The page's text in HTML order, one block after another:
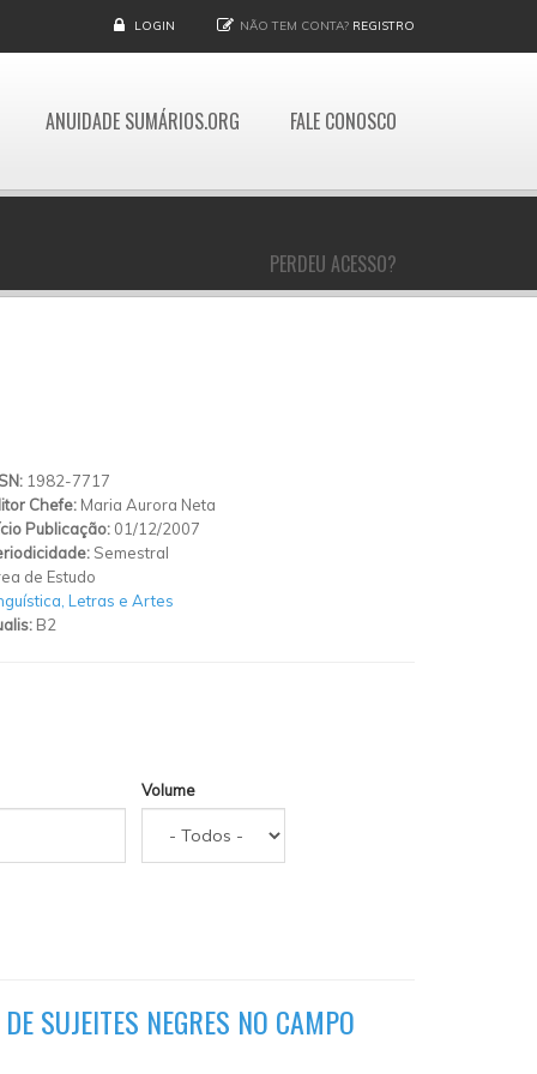
LOGIN NÃO TEM CONTA? REGISTRO
ANUIDADE SUMÁRIOS.ORG FALE CONOSCO
PERDEU ACESSO?
1982-7717
Chefe: Maria Aurora Neta
Publicação: 01/12/2007
Semestral
de Estudo
Letras e Artes
B2
Volume
SUJEITES NEGRES NO CAMPO